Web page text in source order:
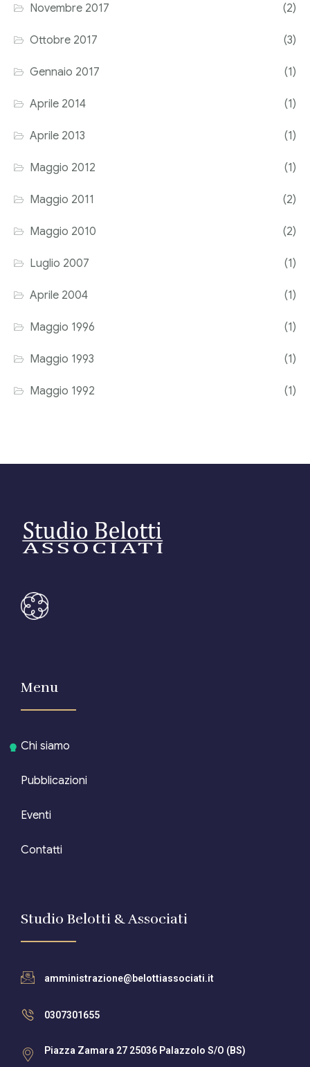
Novembre 2017 (2)
Ottobre 2017 (3)
Gennaio 2017 (1)
Aprile 2014 (1)
Aprile 2013 (1)
Maggio 2012 (1)
Maggio 2011 (2)
Maggio 2010 (2)
Luglio 2007 (1)
Aprile 2004 (1)
Maggio 1996 (1)
Maggio 1993 (1)
Maggio 1992 (1)
Menu
Chi siamo
Pubblicazioni
Eventi
Contatti
Studio Belotti & Associati
amministrazione@belottiassociati.it
0307301655
Piazza Zamara 27 25036 Palazzolo S/O (BS)